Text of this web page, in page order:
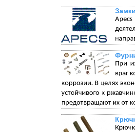
Apecs
При
враг
коррозии. В целях
устойчивого к
предотвращают их от